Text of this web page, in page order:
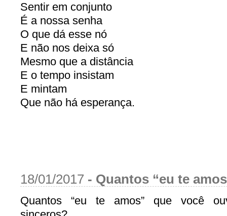
Sentir em conjunto
É a nossa senha
O que dá esse nó
E não nos deixa só
Mesmo que a distância
E o tempo insistam
E mintam
Que não há esperança.
18/01/2017 - Quantos “eu te
Quantos “eu te amos” que você